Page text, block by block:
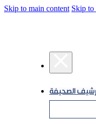
Skip to main content Skip to
الصحيفة